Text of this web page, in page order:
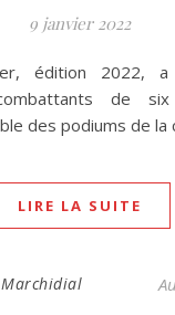
9 janvier 2022
de six
des podiums de la
LIRE LA SUITE